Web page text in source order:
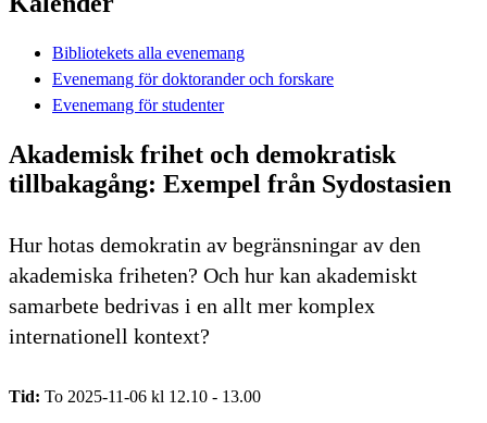
Bibliotekets alla evenemang
Evenemang för doktorander och forskare
Evenemang för studenter
Akademisk frihet och demokratisk
tillbakagång: Exempel från Sydostasien
Hur hotas demokratin av begränsningar av den
akademiska friheten? Och hur kan akademiskt
samarbete bedrivas i en allt mer komplex
internationell kontext?
Tid: To 2025-11-06 kl 12.10 - 13.00